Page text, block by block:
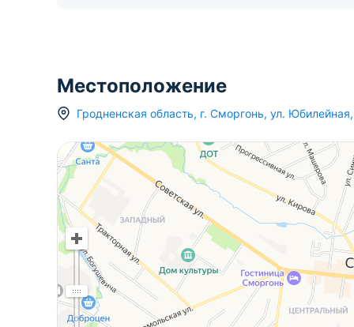
Местоположение
Гродненская область, г. Сморгонь, ул. Юбилейная,